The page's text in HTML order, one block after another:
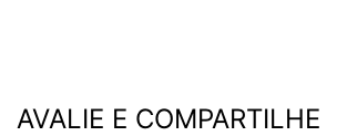
AVALIE E COMPARTILHE